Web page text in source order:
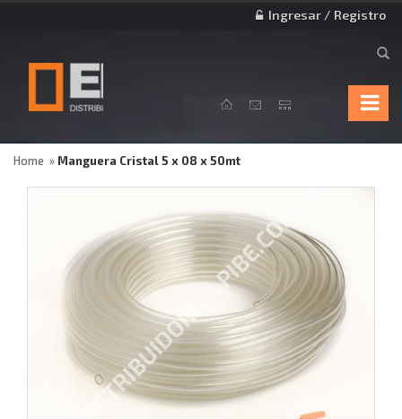
Ingresar / Registro
Home Manguera Cristal 5 x 08 x 50mt